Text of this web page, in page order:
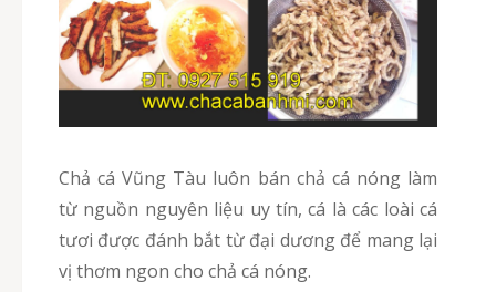
Chả cá Vũng Tàu luôn bán chả cá nóng làm
từ nguồn nguyên liệu uy tín, cá là các loài cá
tươi được đánh bắt từ đại dương để mang lại
vị thơm ngon cho chả cá nóng.